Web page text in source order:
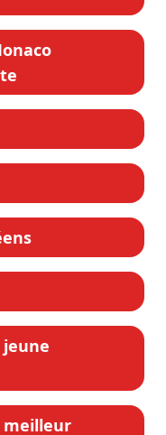
jeune
meilleur